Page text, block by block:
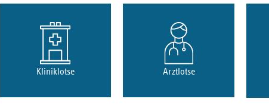
Kliniklotse Arztlotse